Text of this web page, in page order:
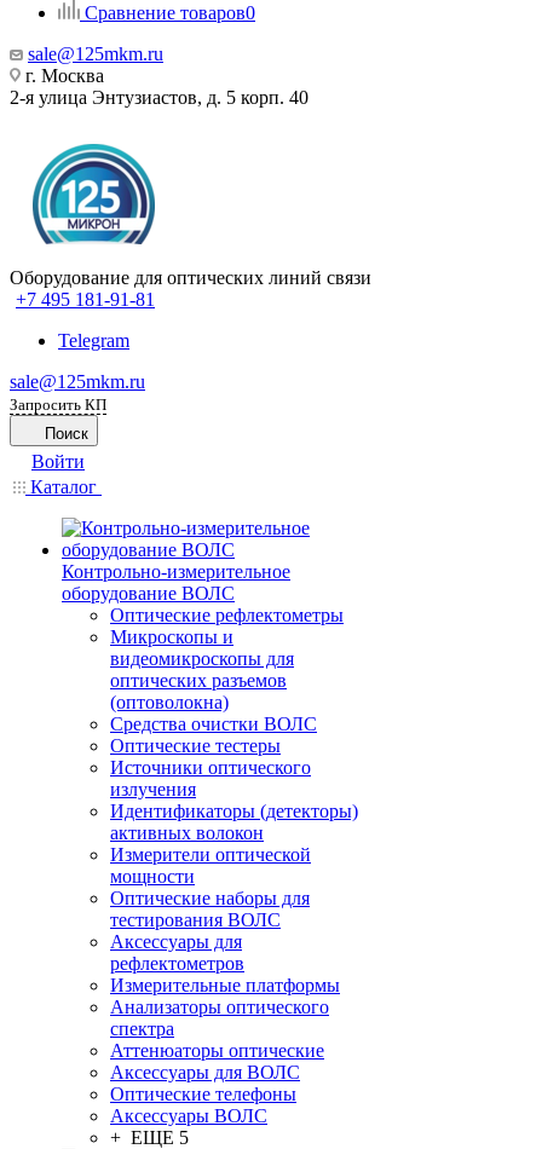
Сравнение товаров0
sale@125mkm.ru
г. Москва
2-я улица Энтузиастов, д. 5 корп. 40
Оборудование для оптических линий связи
+7 495 181-91-81
Telegram
sale@125mkm.ru
Запросить КП
Поиск
Войти
Каталог
Контрольно-измерительное
оборудование ВОЛС
Оптические рефлектометры
Микроскопы и
видеомикроскопы для
оптических разъемов
(оптоволокна)
Средства очистки ВОЛС
Оптические тестеры
Источники оптического
излучения
Идентификаторы (детекторы)
активных волокон
Измерители оптической
мощности
Оптические наборы для
тестирования ВОЛС
Аксессуары для
рефлектометров
Измерительные платформы
Анализаторы оптического
спектра
Аттенюаторы оптические
Аксессуары для ВОЛС
Оптические телефоны
Аксессуары ВОЛС
+ ЕЩЕ 5